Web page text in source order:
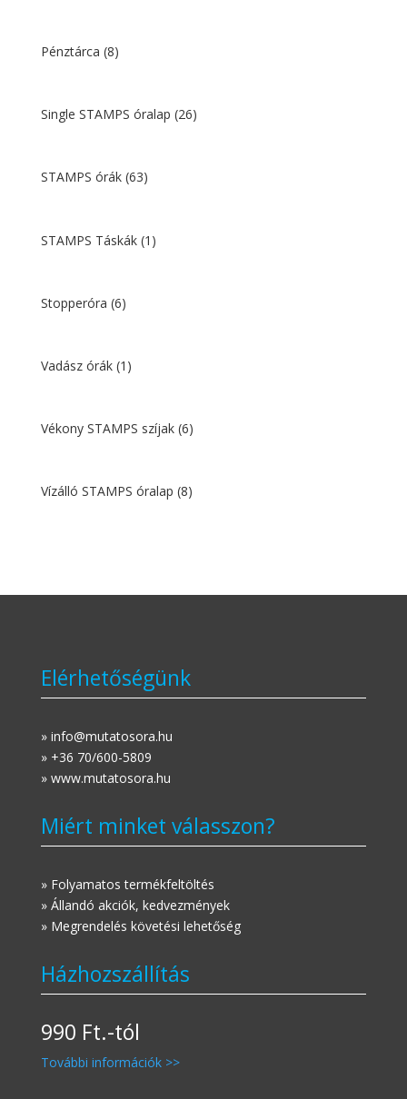
Pénztárca (8)
Single STAMPS óralap (26)
STAMPS órák (63)
STAMPS Táskák (1)
Stopperóra (6)
Vadász órák (1)
Vékony STAMPS szíjak (6)
Vízálló STAMPS óralap (8)
Elérhetőségünk
» info@mutatosora.hu
» +36 70/600-5809
» www.mutatosora.hu
Miért minket válasszon?
» Folyamatos termékfeltöltés
» Állandó akciók, kedvezmények
» Megrendelés követési lehetőség
Házhozszállítás
990 Ft.-tól
További információk >>